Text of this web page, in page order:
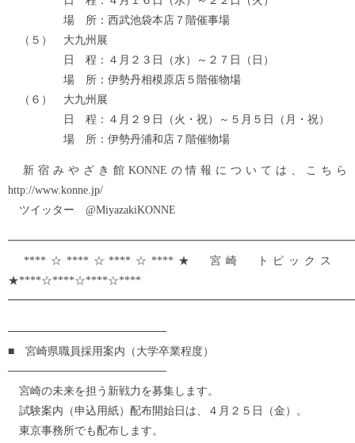
場 所：西武池袋本店７階催事場
（５） 大九州展
日 程：４月２３日（水）～２７日（日）
場 所：伊勢丹相模原店５階催物場
（６） 大九州展
日 程：４月２９日（火・祝）～５月５日（月・祝）
場 所：伊勢丹浦和店７階催物場
新宿みやざき館KONNEの情報については、こちら
http://www.konne.jp/
ツイッター @MiyazakiKONNE
****☆****☆****☆****★ 宮崎 トピックス
★****☆****☆****☆****
────────────────────
■ 宮崎県職員採用案内（大学卒業程度）
────────────────────
宮崎の未来を担う新戦力を募集します。
試験案内（申込用紙）配布開始日は、４月２５日（金）。
東京事務所でも配布します。